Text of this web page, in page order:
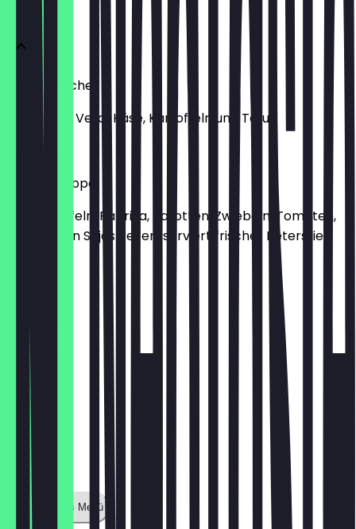
Spinat Quiche
mit Spinat, Veta-Käse, Kartoffeln und Tofu
€ 7,90
Gulaschsuppe
mit Kartoffeln, Paprika, Karotten, Zwiebeln, Tomaten,
marinierten Sojastreifen, serviert frischer Petersilie
Zeige ganzes Menü